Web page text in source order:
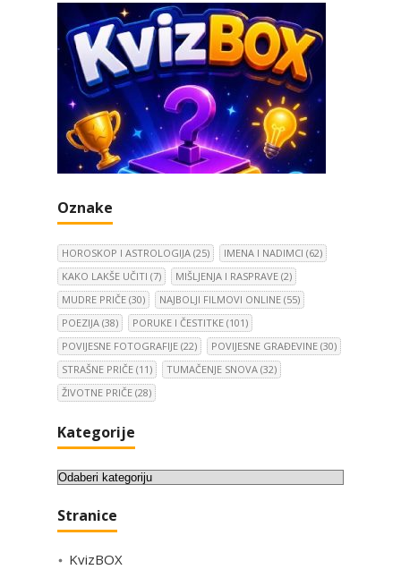
Oznake
HOROSKOP I ASTROLOGIJA (25) IMENA I NADIMCI (62)
KAKO LAKŠE UČITI (7) MIŠLJENJA I RASPRAVE (2)
MUDRE PRIČE (30) NAJBOLJI FILMOVI ONLINE (55)
POEZIJA (38) PORUKE I ČESTITKE (101)
POVIJESNE FOTOGRAFIJE (22) POVIJESNE GRAĐEVINE (30)
STRAŠNE PRIČE (11) TUMAČENJE SNOVA (32)
ŽIVOTNE PRIČE (28)
Kategorije
K
t
g
Stranice
KvizBOX